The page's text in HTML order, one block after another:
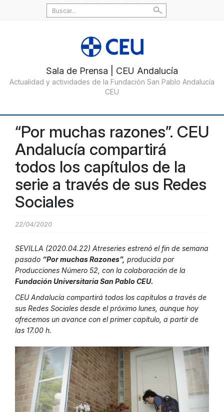
Search
for:
“Por muchas razones”. CEU
Andalucía compartirá
todos los capítulos de la
serie a través de sus Redes
Sociales
22/04/2020
SEVILLA (2020.04.22) Atreseries estrenó el fin de semana
pasado “Por muchas Razones”, producida por
Producciones Número 52, con la colaboración de la
Fundación Universitaria San Pablo CEU.
CEU Andalucía compartirá todos los capítulos a través de
sus Redes Sociales desde el próximo lunes, aunque hoy
ofrecemos un avance con el primer capítulo, a partir de
las 17.00 h.